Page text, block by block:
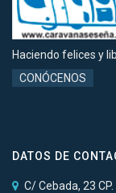
Haciendo felices y
CONÓCENOS
DATOS DE
C/ Cebada, 23